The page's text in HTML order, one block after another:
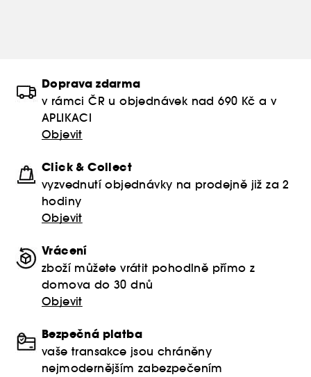
Doprava zdarma
v rámci ČR u objednávek nad 690 Kč a v
APLIKACI
Objevit
Click & Collect
vyzvednutí objednávky na prodejně již za 2
hodiny
Objevit
Vrácení
zboží můžete vrátit pohodlně přímo z
domova do 30 dnů
Objevit
Bezpečná platba
vaše transakce jsou chráněny
nejmodernějším zabezpečením